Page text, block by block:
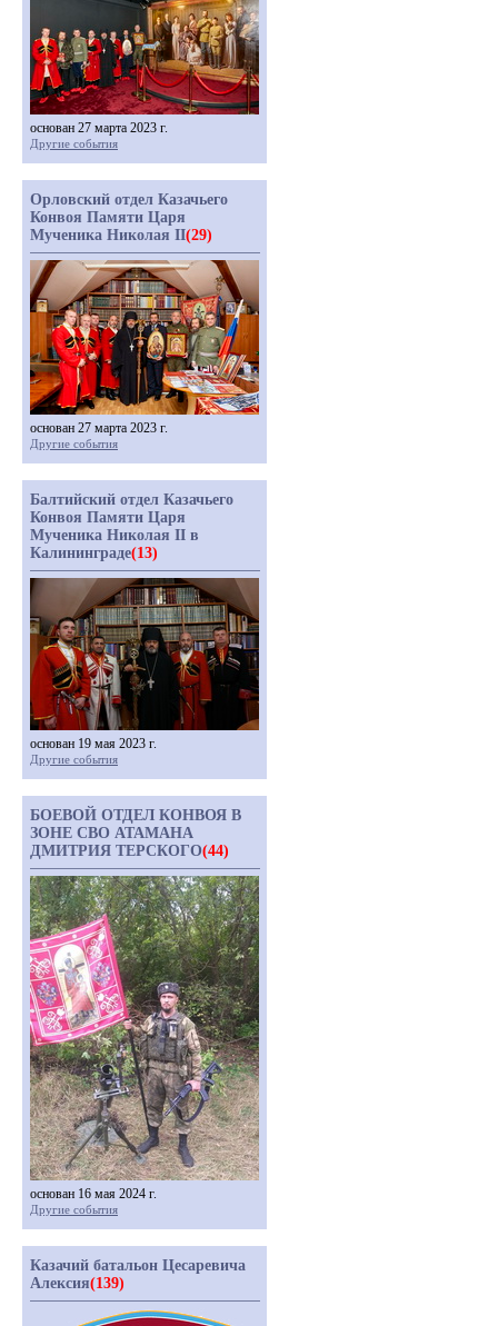
основан 27 марта 2023 г.
Другие события
Орловский отдел Казачьего
Конвоя Памяти Царя
Мученика Николая II(29)
основан 27 марта 2023 г.
Другие события
Балтийский отдел Казачьего
Конвоя Памяти Царя
Мученика Николая II в
Калининграде(13)
основан 19 мая 2023 г.
Другие события
БОЕВОЙ ОТДЕЛ КОНВОЯ В
ЗОНЕ СВО АТАМАНА
ДМИТРИЯ ТЕРСКОГО(44)
основан 16 мая 2024 г.
Другие события
Казачий батальон Цесаревича
Алексия(139)